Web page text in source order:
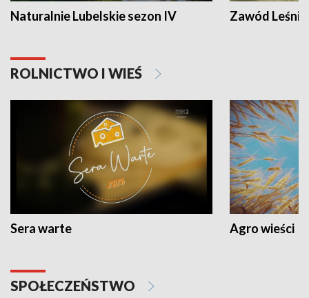
Naturalnie Lubelskie sezon IV Zawód Leśnik
ROLNICTWO I WIEŚ
Sera warte Agro wieści
SPOŁECZEŃSTWO